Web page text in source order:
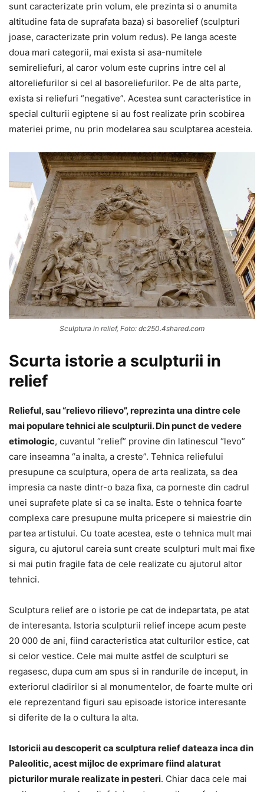
sunt caracterizate prin volum, ele prezinta si o anumita
altitudine fata de suprafata baza) si basorelief (sculpturi
joase, caracterizate prin volum redus). Pe langa aceste
doua mari categorii, mai exista si asa-numitele
semireliefuri, al caror volum este cuprins intre cel al
altoreliefurilor si cel al basoreliefurilor. Pe de alta parte,
exista si reliefuri “negative”. Acestea sunt caracteristice in
special culturii egiptene si au fost realizate prin scobirea
materiei prime, nu prin modelarea sau sculptarea acesteia.
Sculptura in relief, Foto: dc250.4shared.com
Scurta istorie a sculpturii in
relief
Relieful, sau “relievo rilievo”, reprezinta una dintre cele
mai populare tehnici ale sculpturii. Din punct de vedere
etimologic, cuvantul “relief” provine din latinescul “levo”
care inseamna “a inalta, a creste”. Tehnica reliefului
presupune ca sculptura, opera de arta realizata, sa dea
impresia ca naste dintr-o baza fixa, ca porneste din cadrul
unei suprafete plate si ca se inalta. Este o tehnica foarte
complexa care presupune multa pricepere si maiestrie din
partea artistului. Cu toate acestea, este o tehnica mult mai
sigura, cu ajutorul careia sunt create sculpturi mult mai fixe
si mai putin fragile fata de cele realizate cu ajutorul altor
tehnici.
Sculptura relief are o istorie pe cat de indepartata, pe atat
de interesanta. Istoria sculpturii relief incepe acum peste
20 000 de ani, fiind caracteristica atat culturilor estice, cat
si celor vestice. Cele mai multe astfel de sculpturi se
regasesc, dupa cum am spus si in randurile de inceput, in
exteriorul cladirilor si al monumentelor, de foarte multe ori
ele reprezentand figuri sau episoade istorice interesante
si diferite de la o cultura la alta.
Istoricii au descoperit ca sculptura relief dateaza inca din
Paleolitic, acest mijloc de exprimare fiind alaturat
picturilor murale realizate in pesteri. Chiar daca cele mai